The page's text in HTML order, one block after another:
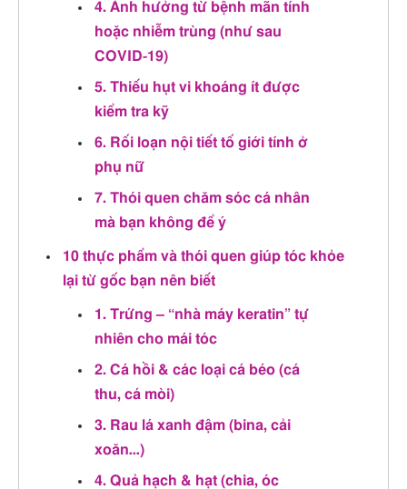
4. Ảnh hưởng từ bệnh mãn tính
hoặc nhiễm trùng (như sau
COVID‑19)
5. Thiếu hụt vi khoáng ít được
kiểm tra kỹ
6. Rối loạn nội tiết tố giới tính ở
phụ nữ
7. Thói quen chăm sóc cá nhân
mà bạn không để ý
10 thực phẩm và thói quen giúp tóc khỏe
lại từ gốc bạn nên biết
1. Trứng – “nhà máy keratin” tự
nhiên cho mái tóc
2. Cá hồi & các loại cá béo (cá
thu, cá mòi)
3. Rau lá xanh đậm (bina, cải
xoăn…)
4. Quả hạch & hạt (chia, óc